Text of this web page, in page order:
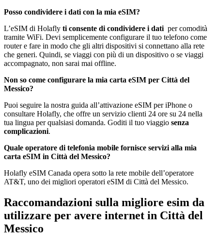
Posso condividere i dati con la mia eSIM?
L’eSIM di Holafly ti consente di condividere i dati per comodità
tramite WiFi. Devi semplicemente configurare il tuo telefono come
router e fare in modo che gli altri dispositivi si connettano alla rete
che generi. Quindi, se viaggi con più di un dispositivo o se viaggi
accompagnato, non sarai mai offline.
Non so come configurare la mia carta eSIM per Città del
Messico?
Puoi seguire la nostra guida all’attivazione eSIM per iPhone o
consultare Holafly, che offre un servizio clienti 24 ore su 24 nella
tua lingua per qualsiasi domanda. Goditi il ​​tuo viaggio senza
complicazioni.
Quale operatore di telefonia mobile fornisce servizi alla mia
carta eSIM in Città del Messico?
Holafly eSIM Canada opera sotto la rete mobile dell’operatore
AT&T, uno dei migliori operatori eSIM di Città del Messico.
Raccomandazioni sulla migliore esim da
utilizzare per avere internet in Città del
Messico